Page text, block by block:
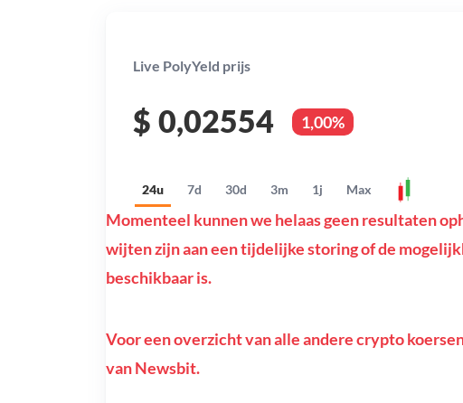
Live PolyYeld prijs
$ 0,02554 1,00%
24u 7d 30d 3m 1j Max
Momenteel kunnen we helaas geen resultaten
wijten zijn aan een tijdelijke storing of de
beschikbaar is.
Voor een overzicht van alle andere crypto
van Newsbit.